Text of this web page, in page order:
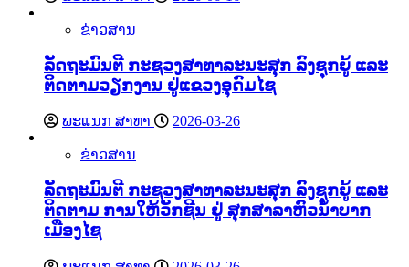
ຂ່າວສານ
ລັດຖະມົນຕີ ກະຊວງສາທາລະນະສຸກ ລົງຊຸກຍູ້ ແລະ
ຕິດຕາມວຽກງານ ຢູ່ແຂວງອຸດົມໄຊ
ພະແນກ ສາທາ 2026-03-26
ຂ່າວສານ
ລັດຖະມົນຕີ ກະຊວງສາທາລະນະສຸກ ລົງຊຸກຍູ້ ແລະ
ຕິດຕາມ ການໃຫ້ວັກຊີນ ຢູ່ ສຸກສາລາຫົວນໍ້າບາກ
ເມືອງໄຊ